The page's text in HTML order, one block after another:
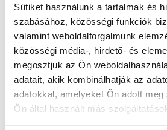
Sütiket használunk a tartalmak és
szabásához, közösségi funkciók
valamint weboldalforgalmunk
közösségi média-, hirdető- és
megosztjuk az Ön
adatait, akik kombinálhatják az
adatokkal, amelyeket Ön adott
Ön által használt más
Összetevők:Szorbit, glicerin, hidratált
glükozid, nátrium-klorid, xantángumi,
kivonat, nátrium-benzoát, kálium-
tricapril/gliceril-észter, 3-hexenol
levelek), fahéj (eper), papaya levél
teafa kivonat.
Tárolás:0-25 °C közötti
KÉRDÉS NYOMON KÖVETÉS
Kapcsolódó termékek